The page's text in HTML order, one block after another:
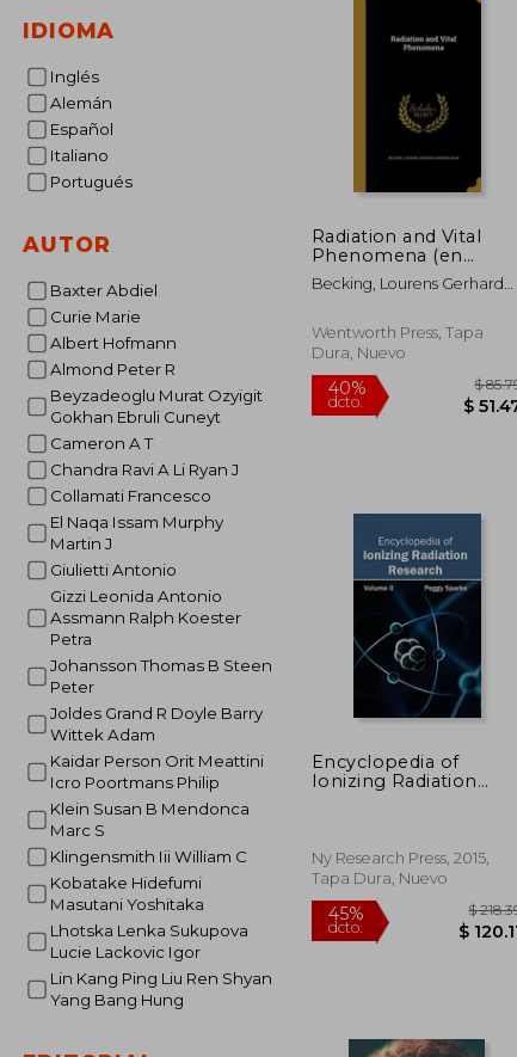
IDIOMA
Inglés
Alemán
Español
Italiano
Portugués
AUTOR
Baxter Abdiel
Curie Marie
Albert Hofmann
Almond Peter R
Beyzadeoglu Murat Ozyigit
Gokhan Ebruli Cuneyt
Cameron A T
Chandra Ravi A Li Ryan J
Collamati Francesco
El Naqa Issam Murphy
Martin J
Giulietti Antonio
Gizzi Leonida Antonio
Assmann Ralph Koester
Petra
Johansson Thomas B Steen
Peter
Joldes Grand R Doyle Barry
Wittek Adam
Kaidar Person Orit Meattini
Icro Poortmans Philip
Klein Susan B Mendonca
Marc S
Klingensmith Iii William C
Kobatake Hidefumi
Masutani Yoshitaka
Lhotska Lenka Sukupova
Lucie Lackovic Igor
Lin Kang Ping Liu Ren Shyan
Yang Bang Hung
Radiation and Vital
Phenomena (en
Inglés)
Becking, Lourens Gerhard
Wentworth Press, Tapa
Dura, Nuevo
Encyclopedia of
Ionizing Radiation
Ny Research Press, 2015,
Tapa Dura, Nuevo